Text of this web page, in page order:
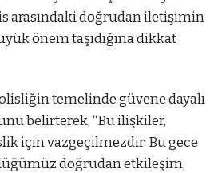
arasındaki doğrudan iletişimin
önem taşıdığına dikkat
temelinde güvene dayalı
belirterek, “Bu ilişkiler,
için vazgeçilmezdir. Bu gece
doğrudan etkileşim,